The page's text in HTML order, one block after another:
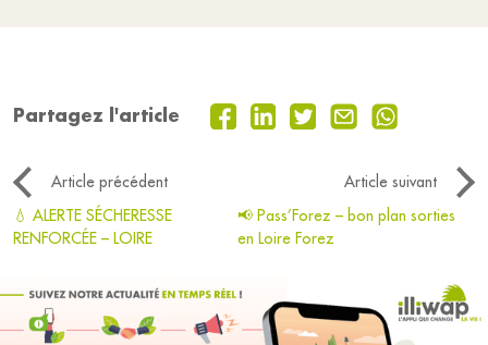
Partagez l'article
Article précédent
Article suivant
💧 ALERTE SÉCHERESSE
RENFORCÉE – LOIRE
📢 Pass’Forez – bon plan sorties
en Loire Forez